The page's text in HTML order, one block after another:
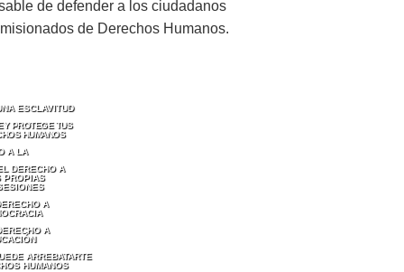
de defender a los ciudadanos
de Derechos Humanos.
ESCLAVITUD
PROTEGE TUS
HUMANOS
A LA
DERECHO A
PROPIAS
A
A
ARREBATARTE
HUMANOS